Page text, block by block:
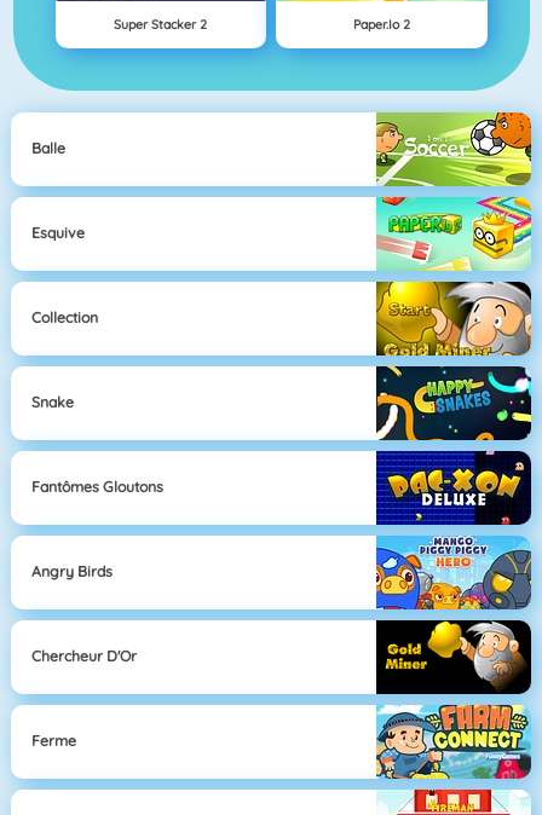
Super Stacker 2 Paper.io 2
Balle
Esquive
Collection
Snake
Fantômes Gloutons
Angry Birds
Chercheur D'Or
Ferme